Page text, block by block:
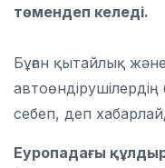
төмендеп келеді.
Бұған қытайлық
автоөндірушілердің
себеп, деп
Еуропадағы